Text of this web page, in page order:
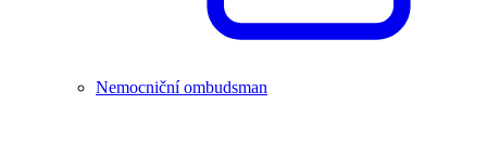
Nemocniční ombudsman